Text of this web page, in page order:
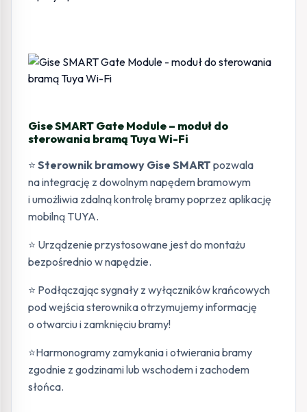
Gise SMART Gate Module – moduł do
sterowania bramą Tuya Wi-Fi
⭐ Sterownik bramowy Gise SMART pozwala
na integrację z dowolnym napędem bramowym
i umożliwia zdalną kontrolę bramy poprzez aplikację
mobilną TUYA.
⭐ Urządzenie przystosowane jest do montażu
bezpośrednio w napędzie.
⭐ Podłączając sygnały z wyłączników krańcowych
pod wejścia sterownika otrzymujemy informację
o otwarciu i zamknięciu bramy!
⭐Harmonogramy zamykania i otwierania bramy
zgodnie z godzinami lub wschodem i zachodem
słońca.